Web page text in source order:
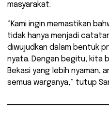
masyarakat.
“Kami ingin memastikan
tidak hanya menjadi
diwujudkan dalam bentuk
nyata. Dengan begitu, kita
Bekasi yang lebih nyaman,
semua warganya,” tutup